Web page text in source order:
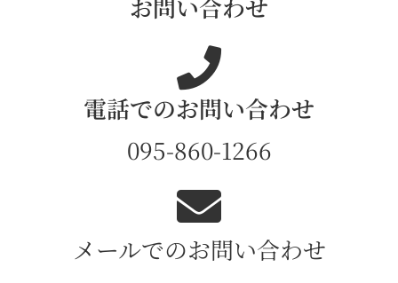
電話でのお問い合わせ
095-860-1266
メールでのお問い合わせ